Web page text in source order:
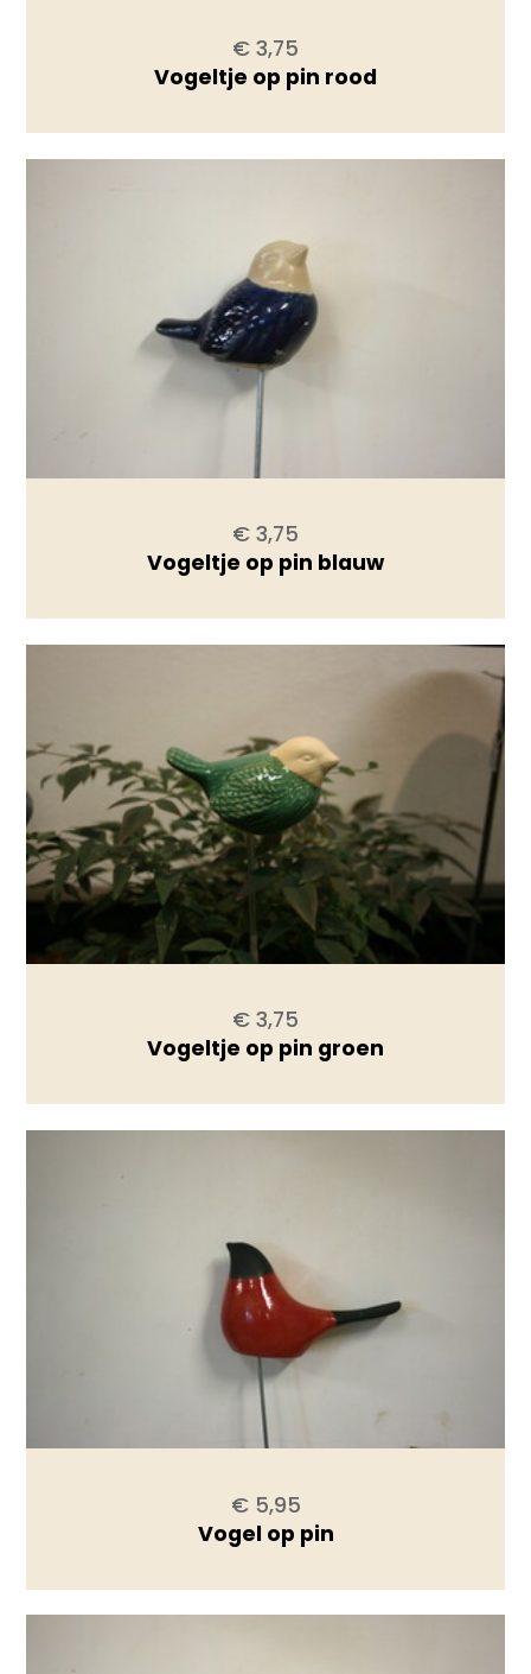
€ 3,75
Vogeltje op pin rood
€ 3,75
Vogeltje op pin blauw
€ 3,75
Vogeltje op pin groen
€ 5,95
Vogel op pin